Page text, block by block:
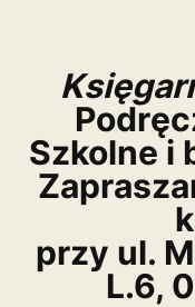
Szkolne i
przy ul.
L.6,